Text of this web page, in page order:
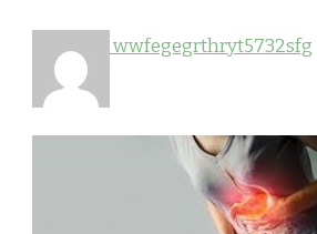
wwfegegrthryt5732sfg